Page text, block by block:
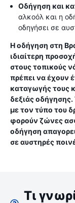
Οδήγηση και
αλκοόλ και η
οδηγήσει σε
Η οδήγηση στη
ιδιαίτερη
στους τοπικούς
πρέπει να έχουν
καταγωγής τους
δεξιάς
με τον τύπο του
φορούν ζώνες
οδήγηση
σε αυστηρές
Τι